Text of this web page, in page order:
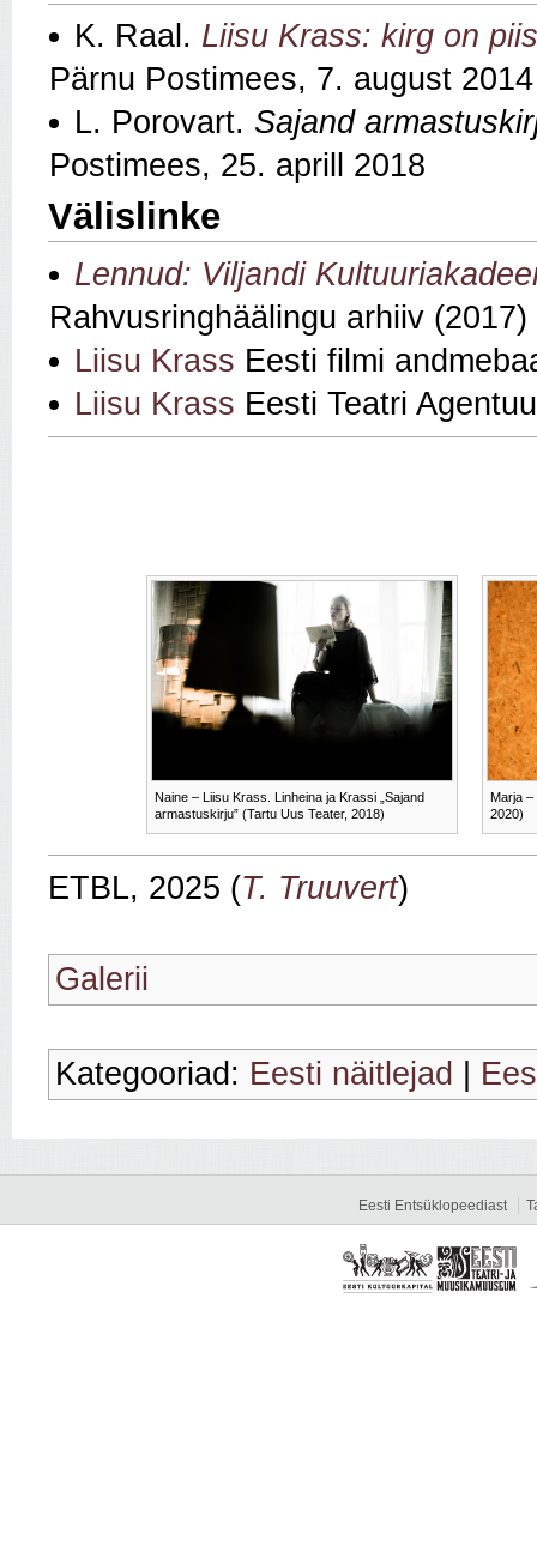
K. Raal. Liisu Krass: kirg on
Pärnu Postimees, 7. august 2014
L. Porovart. Sajand
Postimees, 25. aprill 2018
Välislinke
Lennud: Viljandi
Rahvusringhäälingu arhiiv (2017)
Liisu Krass Eesti filmi
Liisu Krass Eesti Teatri
Naine – Liisu Krass. Linheina ja Krassi „Sajand
armastuskirju” (Tartu Uus Teater, 2018)
Marja –
2020)
ETBL, 2025 (T. Truuvert)
Galerii
Kategooriad: Eesti näitlejad
Eesti Entsüklopeediast